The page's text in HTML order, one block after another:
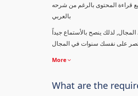
قراءة المحتوى بالرغم من شرحه
بالعربي
لذلك ينصح بالأستماع جيداً
على نفسك سنوات في المجال
More
What are the